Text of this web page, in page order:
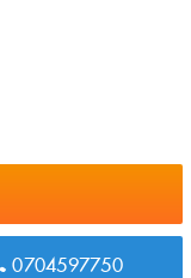
0704597750